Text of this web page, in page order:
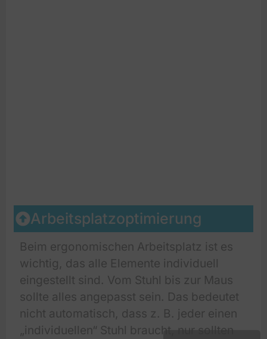
Arbeitsplatzoptimierung
Beim ergonomischen Arbeitsplatz ist es
wichtig, das alle Elemente individuell
eingestellt sind. Vom Stuhl bis zur Maus
sollte alles angepasst sein. Das bedeutet
nicht automatisch, dass z. B. jeder einen
„individuellen“ Stuhl braucht, nur sollten